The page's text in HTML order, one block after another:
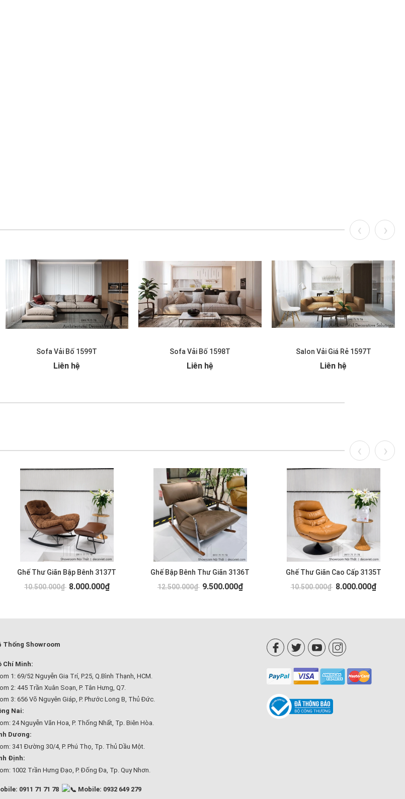
Sofa Vải Bố 1599T
Liên hệ
Sofa Vải Bố 1598T
Liên hệ
Salon Vải Giá Rẻ 1597T
Liên hệ
Ghế Thư Giãn Bập Bênh 3137T
10.500.000₫ 8.000.000₫
Ghế Bập Bênh Thư Giãn 3136T
12.500.000₫ 9.500.000₫
Ghế Thư Giãn Cao Cấp 3135T
10.500.000₫ 8.000.000₫
Thống Showroom
Chí Minh:
1: 69/52 Nguyễn Gia Trí, P.25, Q.Bình Thạnh, HCM.
2: 445 Trần Xuân Soạn, P. Tân Hưng, Q7.
3: 656 Võ Nguyên Giáp, P. Phước Long B, Thủ Đức.
Nai:
24 Nguyễn Văn Hoa, P. Thống Nhất, Tp. Biên Hòa.
Dương:
341 Đường 30/4, P. Phú Thọ, Tp. Thủ Dầu Một.
Định:
1002 Trần Hưng Đạo, P. Đống Đa, Tp. Quy Nhơn.
0911 71 71 78
Mobile: 0932 649 279